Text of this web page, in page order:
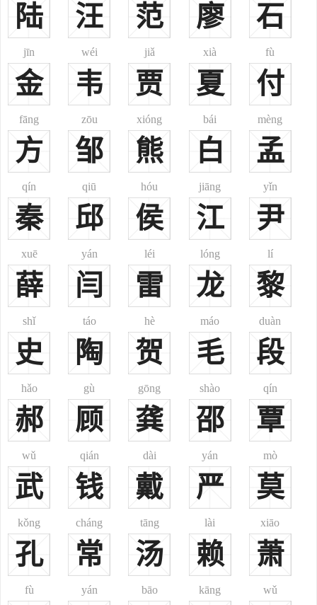
12、今回族之赵姓，始自元朝：“元赛典赤·赡思丁之后伯颜之
裔。伯颜在元朝官至荣禄大夫、中书省平章政事，是元宪宗宠信的人
物。元灭宋后，搜查皇室赵姓极严。姓赵的害怕杀头，便改了姓。宪
宗发觉后，为了纠正此事，把当时执政的伯颜赐姓为赵，以示放松查
禁，回族之赵姓即由此姓。”注(8)——(12)见《中国人的姓名》。
13、哈尼族之赵姓，据《哈尼族简史》称：“天启《滇志·临安府·
土司官志》：各长官司，俱本土罗罗和泥人，原无姓名，各从族汇之
本治定名，或随世递承其父名之末字，更接一字相呼。弘治初，知府
受。”
二、
第七大姓。
赵姓起源：
1、系自嬴姓，帝颛顼之裔伯益之后。伯益13代孙造父善御，事
周穆王，受封赵城(故城在今山西赵城西南)，因氏。
2、夏桀臣有赵梁，则造父之前已有赵氏。
3、匈奴人姓。汉时昌武侯赵安稽为匈奴人，见《汉书》。
4、唐时南蛮亦有此姓，见《旧唐书》。
5、唐时贵州苗裔有此姓，系牂牁蛮酋之裔，见《五代史》。今
苗族姓。
6、宋时李、穆、隆、马、宇文等赐姓赵，历代冒姓亦多赵氏。
7、金时斡准氏、术甲氏、黄掴氏(亦作汪古)、雍古氏等汉姓均为
赵。
8、西夏人姓。
姓。
10、清满洲姓，世居沈阳、沾河等地。又，满洲八旗姓爱新觉罗
氏、喜塔喇氏、阿颜觉罗氏、觉尔察氏、伊尔根觉罗氏、阿哈觉罗
氏、兆佳氏、鄂卓氏、蒙鄂络氏等均有改姓赵者。今满族姓。
陆 汪 范 廖 石
jīn
金
wéi
韦
jiǎ
贾
xià
夏
fù
付
fāng
方
zōu
邹
xióng
熊
bái
白
mèng
孟
qín
秦
qiū
邱
hóu
侯
jiāng
江
yǐn
尹
xuē
薛
yán
闫
léi
雷
lóng
龙
lí
黎
shǐ
史
táo
陶
hè
贺
máo
毛
duàn
段
hǎo
郝
gù
顾
gōng
龚
shào
邵
qín
覃
wǔ
武
qián
钱
dài
戴
yán
严
mò
莫
kǒng
孔
cháng
常
tāng
汤
lài
赖
xiāo
萧
fù yán bāo kāng wǔ